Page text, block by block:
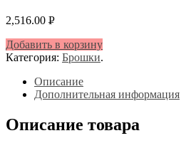
2,516.00 Р
Добавить в корзину
Категория: Брошки.
Описание
Дополнительная информация
Описание товара